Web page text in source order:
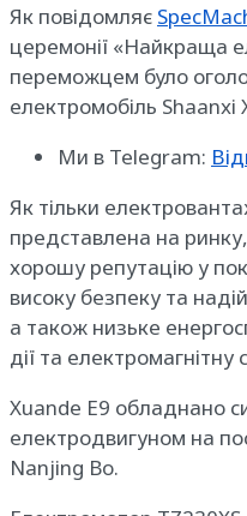
Як повідомляє
церемонії «Найкраща
переможцем було
електромобіль Shaanxi
Ми в Telegram:
Як тільки
представлена ​​на
хорошу репутацію у
високу безпеку та
а також низьке
дії та електромагнітну
Xuande E9 обладнано
електродвигуном на
Nanjing Bo.